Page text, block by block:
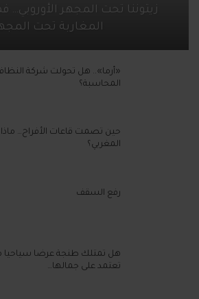
زيتوننا تحت المجهر
المغاربة تحت
«أرما».. هل تحولت شركة
المحاسبة؟
حين تصمت قاعات الأفراح…
المغربي؟
رفع السقف
هل تمتلك طنجة عرضا سياحيا
تعتمد على جمالها…